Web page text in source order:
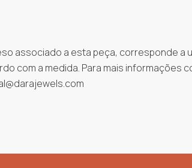
associado a esta peça, corresponde a
com a medida. Para mais informações